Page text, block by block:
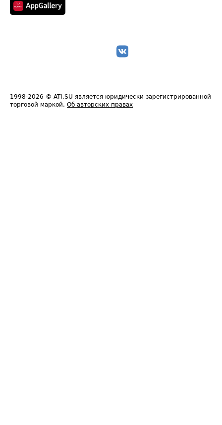
1998-2026 © ATI.SU является юридически зарегистрированной
торговой маркой. Об авторских правах